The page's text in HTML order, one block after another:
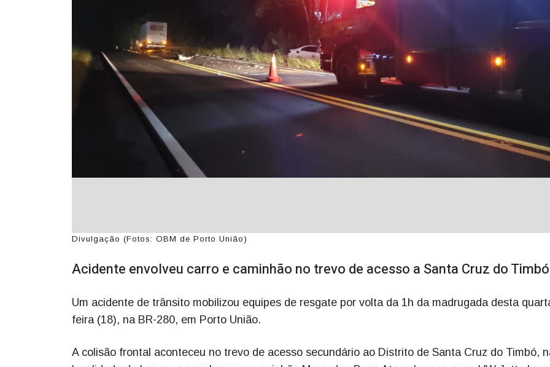
Divulgação (Fotos: OBM de Porto União)
Acidente envolveu carro e caminhão no trevo de acesso a Santa Cruz do Timbó
Um acidente de trânsito mobilizou equipes de resgate por volta da 1h da madrugada desta
feira (18), na BR-280, em Porto União.
A colisão frontal aconteceu no trevo de acesso secundário ao Distrito de Santa Cruz do Timbó,